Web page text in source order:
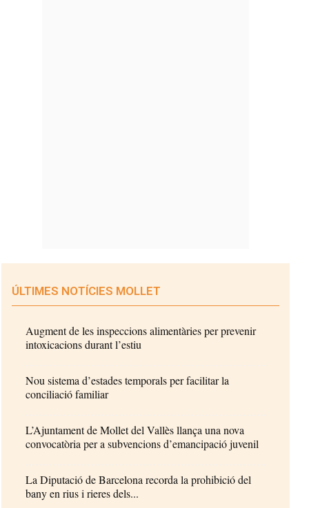
ÚLTIMES NOTÍCIES MOLLET
Augment de les inspeccions alimentàries per prevenir
intoxicacions durant l’estiu
Nou sistema d’estades temporals per facilitar la
conciliació familiar
L’Ajuntament de Mollet del Vallès llança una nova
convocatòria per a subvencions d’emancipació juvenil
La Diputació de Barcelona recorda la prohibició del
bany en rius i rieres dels...